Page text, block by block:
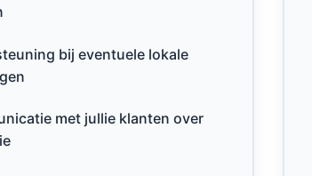
bij eventuele lokale
met jullie klanten over